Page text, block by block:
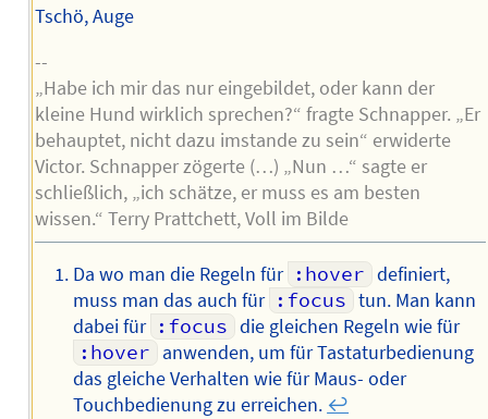
Tschö, Auge
--
„Habe ich mir das nur eingebildet, oder kann der
kleine Hund wirklich sprechen?“ fragte Schnapper. „Er
behauptet, nicht dazu imstande zu sein“ erwiderte
Victor. Schnapper zögerte (…) „Nun …“ sagte er
schließlich, „ich schätze, er muss es am besten
wissen.“ Terry Prattchett, Voll im Bilde
Da wo man die Regeln für :hover definiert,
muss man das auch für :focus tun. Man kann
dabei für :focus die gleichen Regeln wie für
:hover anwenden, um für Tastaturbedienung
das gleiche Verhalten wie für Maus- oder
Touchbedienung zu erreichen. ↩︎